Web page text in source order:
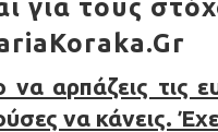
για τους
αρπάζεις τις
να κάνεις.